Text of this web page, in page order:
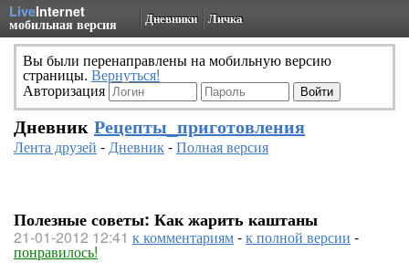
LiveInternet
мобильная версия Дневники Личка
Вы были перенаправлены на мобильную версию
страницы. Вернуться!
Авторизация
Дневник Рецепты_приготовления
Лента друзей -Дневник-Полная версия
Полезные советы: Как жарить каштаны
21-01-2012 12:41 к комментариям-к полной версии -
понравилось!